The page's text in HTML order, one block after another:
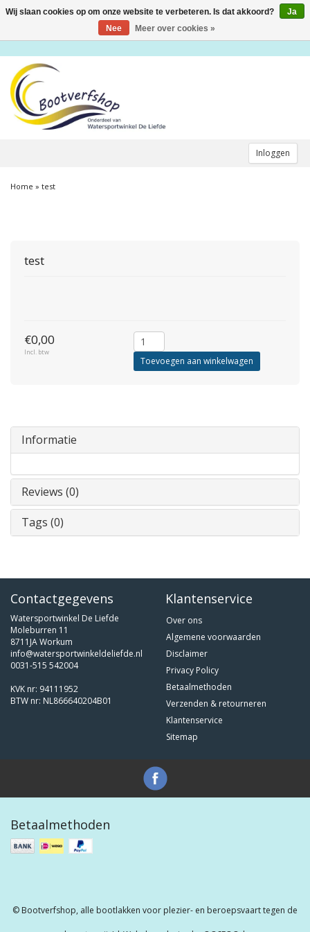
Inloggen
Toggle
Home » test
test
€0,00
Incl. btw
Toevoegen aan winkelwagen
Informatie
Reviews (0)
Tags (0)
Contactgegevens
Watersportwinkel De Liefde
Moleburren 11
8711JA Workum
info@watersportwinkeldeliefde.nl
0031-515 542004
KVK nr: 94111952
BTW nr: NL866640204B01
Klantenservice
Over ons
Algemene voorwaarden
Disclaimer
Privacy Policy
Betaalmethoden
Verzenden & retourneren
Klantenservice
Sitemap
Betaalmethoden
© Bootverfshop, alle bootlakken voor plezier- en beroepsvaart tegen de
Wij slaan cookies op om onze website te verbeteren. Is dat akkoord?
Ja
Nee
Meer over cookies »